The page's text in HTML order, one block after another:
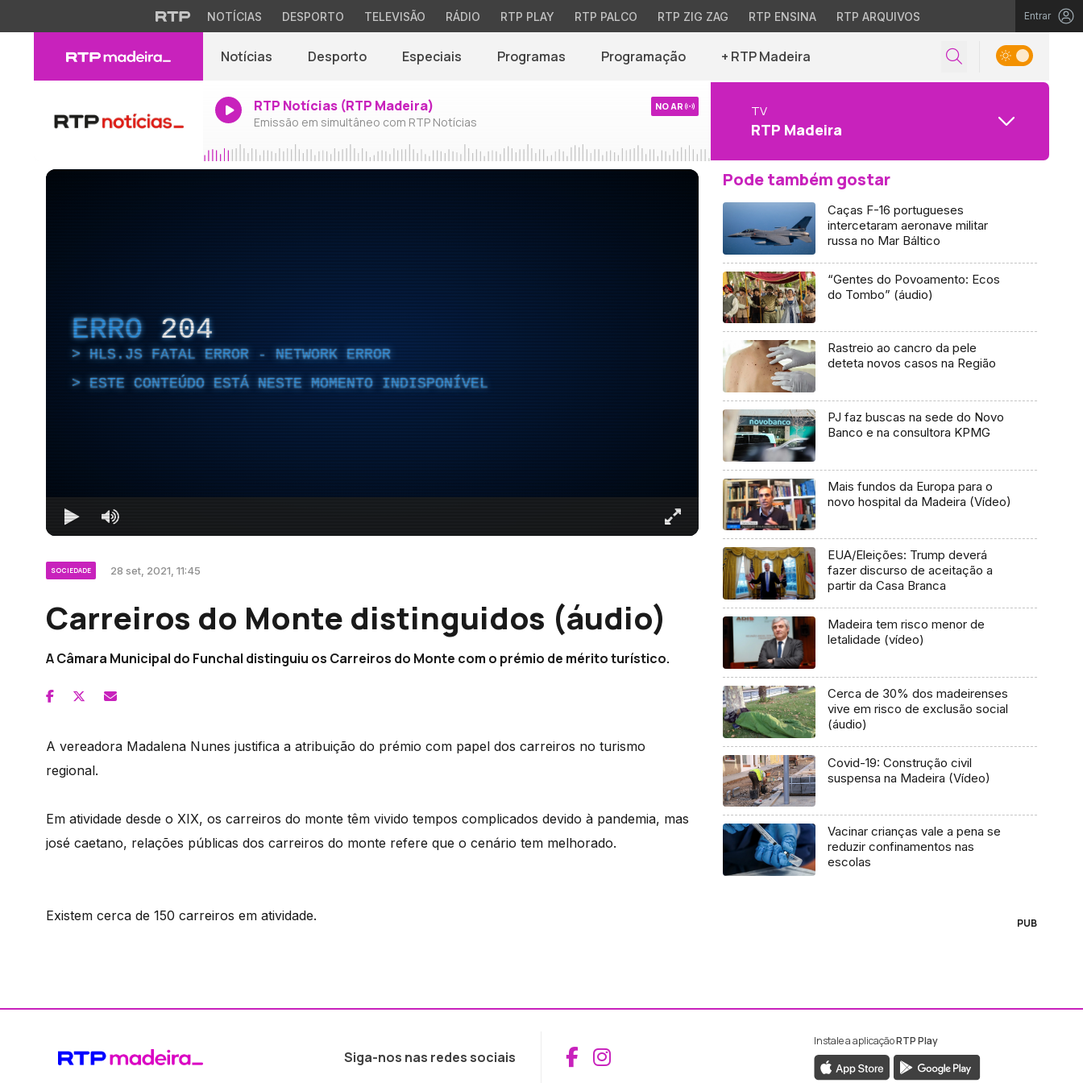
NOTÍCIAS DESPORTO TELEVISÃO RÁDIO RTP PLAY RTP PALCO RTP ZIG ZAG RTP ENSINA RTP ARQUIVOS Entrar
Notícias Desporto Especiais Programas Programação + RTP Madeira
RTP Notícias (RTP Madeira)
Emissão em simultâneo com RTP Notícias
NO AR TV
RTP Madeira
ERRO 204
HLS.JS FATAL ERROR - NETWORK ERROR
ESTE CONTEÚDO ESTÁ NESTE MOMENTO INDISPONÍVEL
SOCIEDADE 28 set, 2021, 11:45
Carreiros do Monte distinguidos (áudio)
A Câmara Municipal do Funchal distinguiu os Carreiros do Monte com o prémio de mérito turístico.
A vereadora Madalena Nunes justifica a atribuição do prémio com papel dos carreiros no turismo
regional.
Em atividade desde o XIX, os carreiros do monte têm vivido tempos complicados devido à pandemia, mas
josé caetano, relações públicas dos carreiros do monte refere que o cenário tem melhorado.
Existem cerca de 150 carreiros em atividade.
Pode também gostar
Caças F-16 portugueses
intercetaram aeronave militar
russa no Mar Báltico
“Gentes do Povoamento: Ecos
do Tombo” (áudio)
Rastreio ao cancro da pele
deteta novos casos na Região
PJ faz buscas na sede do Novo
Banco e na consultora KPMG
Mais fundos da Europa para o
novo hospital da Madeira (Vídeo)
EUA/Eleições: Trump deverá
fazer discurso de aceitação a
partir da Casa Branca
Madeira tem risco menor de
letalidade (vídeo)
Cerca de 30% dos madeirenses
vive em risco de exclusão social
(áudio)
Covid-19: Construção civil
suspensa na Madeira (Vídeo)
Vacinar crianças vale a pena se
reduzir confinamentos nas
escolas
PUB
Siga-nos nas redes sociais Aceder ao Facebook da RTP Madeira
Aceder ao Instagram da RTP Madeira
Instale a aplicaçãoRTP Play